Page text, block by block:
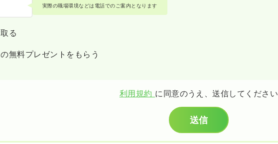
実際の職場環境などは電話でのご案内となります
る
無料プレゼントをもらう
利用規約 に同意のうえ、送信してください
送信